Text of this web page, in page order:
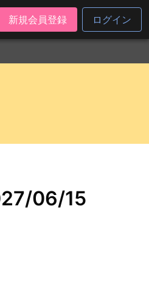
新規会員登録 ログイン
06/15